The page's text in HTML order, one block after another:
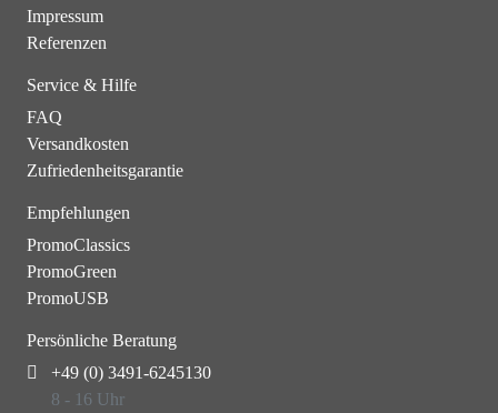
Impressum
Referenzen
Service & Hilfe
FAQ
Versandkosten
Zufriedenheitsgarantie
Empfehlungen
PromoClassics
PromoGreen
PromoUSB
Persönliche Beratung
+49 (0) 3491-6245130
8 - 16 Uhr